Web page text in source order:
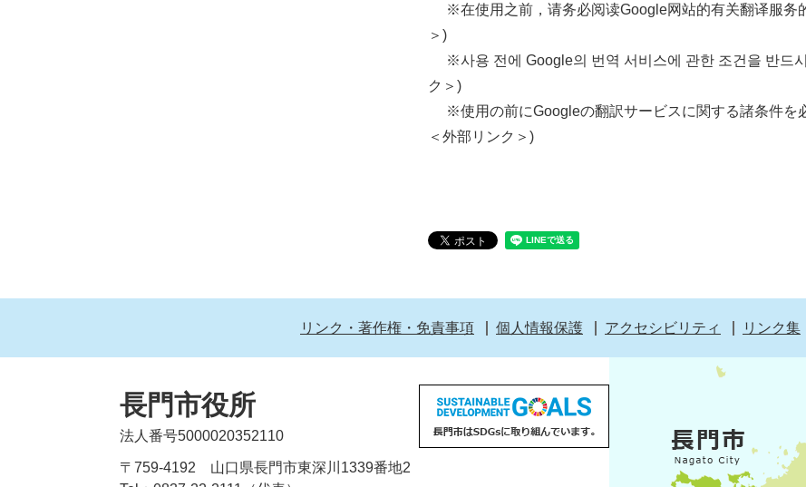
※在使用之前，请务必阅读Google网站的有关翻译服务
＞ )
※사용 전에 Google의 번역 서비스에 관한 조건을 반드
ク＞ )
※使用の前にGoogleの翻訳サービスに関する諸条件を
＜外部リンク＞ )
リンク・著作権・免責事項 個人情報保護 アクセシビリティ リンク集
長門市役所
法人番号5000020352110
〒759-4192 山口県長門市東深川1339番地2